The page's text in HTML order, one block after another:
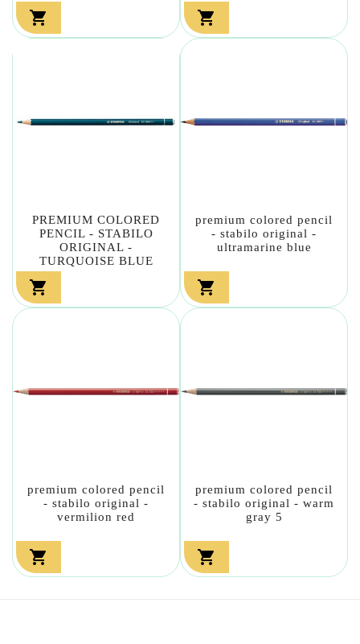
 
PREMIUM COLORED
PENCIL - STABILO
ORIGINAL -
TURQUOISE BLUE

premium colored pencil
- stabilo original -
ultramarine blue

premium colored pencil
- stabilo original -
vermilion red

premium colored pencil
- stabilo original - warm
gray 5
